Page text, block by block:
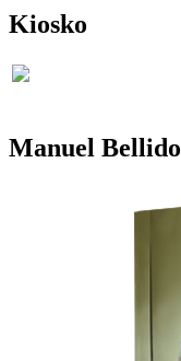
Kiosko
Manuel Bellido